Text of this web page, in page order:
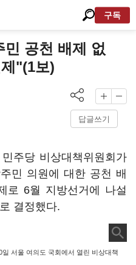
구독
민 공천 배제 없
"(1보)
답글쓰기
주당 비상대책위원회가
민 의원에 대한 공천 배
로 6월 지방선거에 나설
결정했다.
서울 여의도 국회에서 열린 비상대책